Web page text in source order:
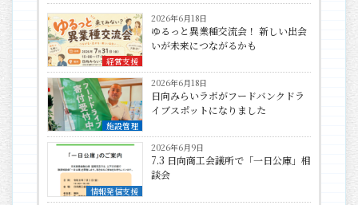
経営支援
2026年6月18日
ゆるっと異業種交流会！ 新しい出会
いが未来につながるかも
施設管理
2026年6月18日
日向みらいラボがフードバンクドラ
イブスポットになりました
情報発信支援
2026年6月9日
7.3 日向商工会議所で「一日公庫」相
談会